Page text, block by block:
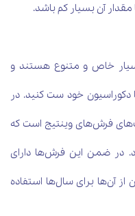
مقدار آن بسیار کم باشد.
خاص و متنوع هستند و
دکوراسیون خود ست کنید. در
فرش‌های وینتیج است که
در ضمن این فرش‌ها دارای
آن‌ها برای سال‌ها استفاده